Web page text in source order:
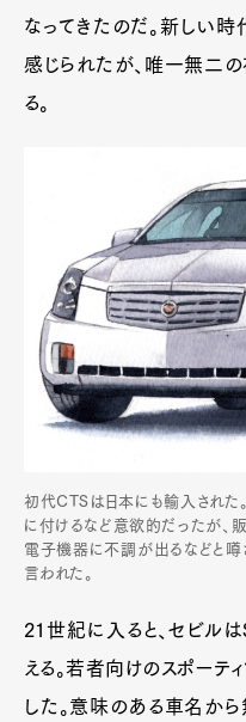
なってきたのだ。新しい
感じられたが、唯一無二
る。
初代CTSは日本にも輸入された
に付けるなど意欲的だったが、
電子機器に不調が出るなどと噂
言われた。
21世紀に入ると、セビル
える。若者向けのスポーテ
した。意味のある車名か